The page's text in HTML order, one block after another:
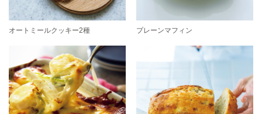
オートミールクッキー2種 プレーンマフィン